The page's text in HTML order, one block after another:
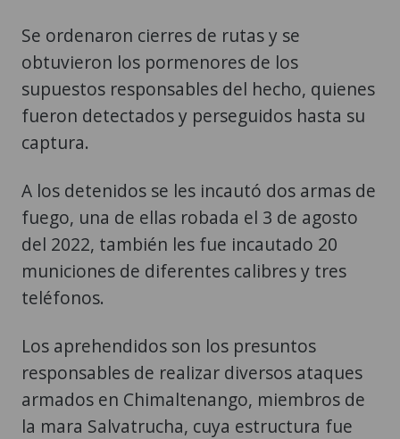
Se ordenaron cierres de rutas y se
obtuvieron los pormenores de los
supuestos responsables del hecho, quienes
fueron detectados y perseguidos hasta su
captura.
A los detenidos se les incautó dos armas de
fuego, una de ellas robada el 3 de agosto
del 2022, también les fue incautado 20
municiones de diferentes calibres y tres
teléfonos.
Los aprehendidos son los presuntos
responsables de realizar diversos ataques
armados en Chimaltenango, miembros de
la mara Salvatrucha, cuya estructura fue